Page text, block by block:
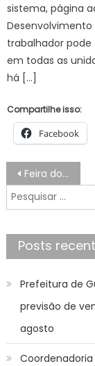
sistema, página
Desenvolvimento
trabalhador pode
em todas as
há […]
Compartilhe isso:
Facebook
de
Post
Feira do Livro terá Zélia Duncan e Pilar Quintana; entrada é gratuita
Pesquisar
por:
Posts
Prefeitura de
previsão de
agosto
Coordenadoria